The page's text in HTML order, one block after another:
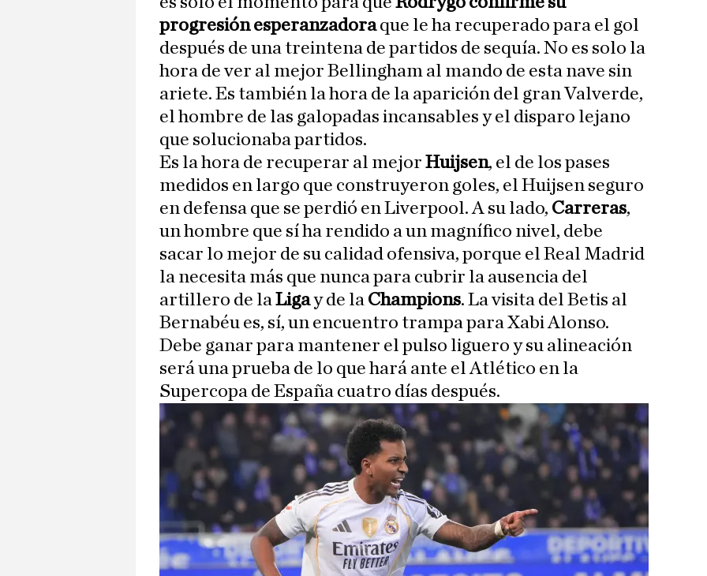
progresión esperanzadoraque le ha recuperado para el gol
después de una treintena de partidos de sequía. No es solo la
hora de ver al mejor Bellingham al mando de esta nave sin
ariete. Es también la hora de la aparición del gran Valverde,
el hombre de las galopadas incansables y el disparo lejano
que solucionaba partidos.
Es la hora de recuperar al mejor Huijsen, el de los pases
medidos en largo que construyeron goles, el Huijsen seguro
en defensa que se perdió en Liverpool. A su lado, Carreras,
un hombre que sí ha rendido a un magnífico nivel, debe
sacar lo mejor de su calidad ofensiva, porque el Real Madrid
la necesita más que nunca para cubrir la ausencia del
artillero de laLigay de la Champions. La visita del Betis al
Bernabéu es, sí, un encuentro trampa para Xabi Alonso.
Debe ganar para mantener el pulso liguero y su alineación
será una prueba de lo que hará ante el Atlético en la
Supercopa de España cuatro días después.